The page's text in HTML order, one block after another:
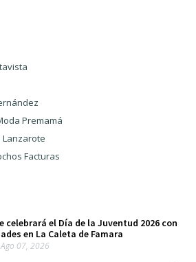
Premamá
Lanzarote
Facturas
celebrará el Día de la Juventud 2026 con
en La Caleta de Famara
07, 2026